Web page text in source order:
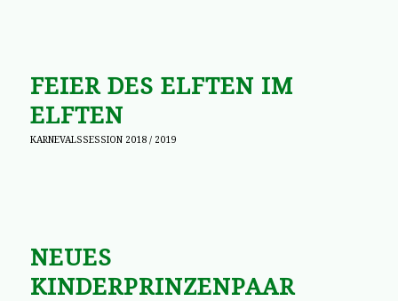
FEIER DES ELFTEN IM
ELFTEN
KARNEVALSSESSION 2018 / 2019
NEUES
KINDERPRINZENPAAR